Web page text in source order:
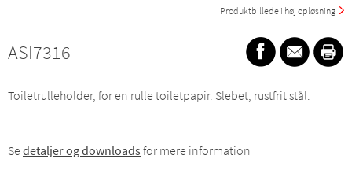
Produktbillede i høj opløsning
ASI7316
Toiletrulleholder, for en rulle toiletpapir. Slebet, rustfrit stål.
Se detaljer og downloads for mere information